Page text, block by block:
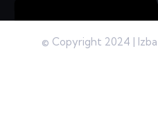
© Copyright 2024 |